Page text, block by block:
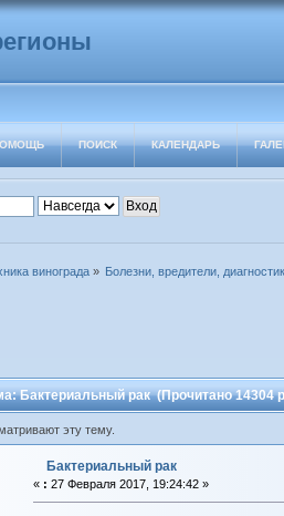
ПОИСК КАЛЕНДАРЬ
винограда»
Болезни, вредители,
Бактериальный рак (Прочитано 14304
эту тему.
Бактериальный рак
« : 27 Февраля 2017, 19:24:42 »